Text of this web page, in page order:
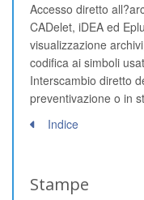
Accesso diretto
CADelet, iDEA ed
visualizzazione
codifica ai simboli
Interscambio diretto
preventivazione o in
Indice
Stampe